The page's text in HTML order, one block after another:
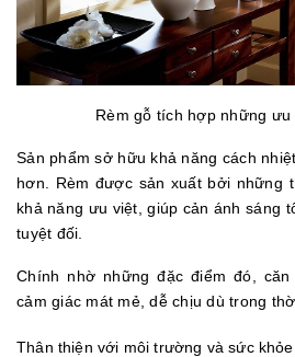
Rèm gỗ tích hợp những
Sản phẩm sở hữu khả năng cách
hơn. Rèm được sản xuất bởi những
khả năng ưu việt, giúp cản ánh sáng
tuyệt đối.
Chính nhờ những đặc điểm đó,
cảm giác mát mẻ, dễ chịu dù trong
Thân thiện với môi trường và sức